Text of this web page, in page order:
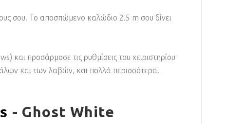
σου. Το αποσπώμενο καλώδιο 2.5 m σου δίνει
προσάρμοσε τις ρυθμίσεις του χειριστηρίου
και των λαβών, και πολλά περισσότερα!
- Ghost White